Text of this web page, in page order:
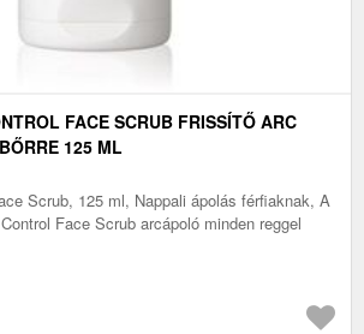
FACE SCRUB FRISSÍTŐ ARC
125 ML
Scrub, 125 ml, Nappali ápolás férfiaknak, A
Face Scrub arcápoló minden reggel